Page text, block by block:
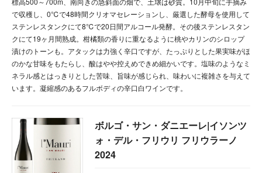
で収穫し、0℃で48時間クリオマセレーションし、厳選した酵母を使用して
ステンレスタンクにて8℃で20日間アルコール発酵。その後ステンレスタン
クにて19ヶ月間熟成。柑橘類の香りに重なるように桃やカリンのシロップ
漬けのトーンも。アタックは力強く辛口ですが、たっぷりとした果実味がほ
のかな甘味をもたらし、酸はやや控えめできめ細かいです。塩味のようなミ
ネラル感とはっきりとした苦味、旨味が感じられ、味わいに複雑さを与えて
います。凝縮感のあるフルボディの辛口白ワインです。
ボルゴ・サン・ダニエーレ|イソンツ
ォ・デル・フリウリ フリウラーノ
2024